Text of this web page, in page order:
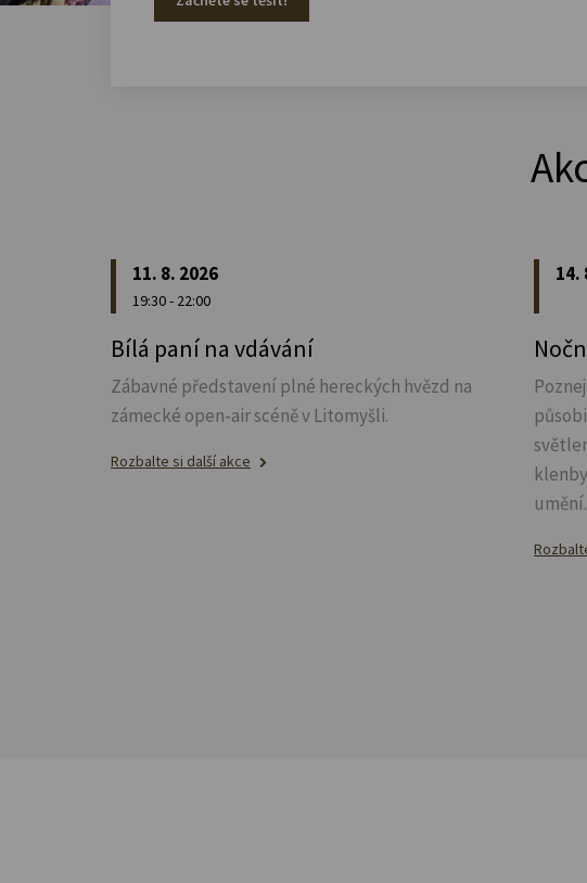
11. 8. 2026
19:30 - 22:00
Bílá paní na vdávání
Zábavné představení plné hereckých hvězd na
zámecké open-air scéně v Litomyšli.
Rozbalte si další akce
14.
umění.